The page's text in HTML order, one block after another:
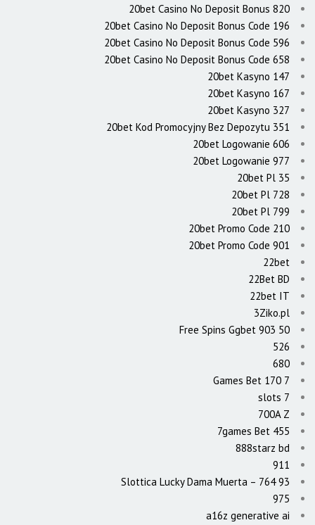
20bet Casino No Deposit Bonus 820
20bet Casino No Deposit Bonus Code 196
20bet Casino No Deposit Bonus Code 596
20bet Casino No Deposit Bonus Code 658
20bet Kasyno 147
20bet Kasyno 167
20bet Kasyno 327
20bet Kod Promocyjny Bez Depozytu 351
20bet Logowanie 606
20bet Logowanie 977
20bet Pl 35
20bet Pl 728
20bet Pl 799
20bet Promo Code 210
20bet Promo Code 901
22bet
22Bet BD
22bet IT
3Ziko.pl
50 Free Spins Ggbet 903
526
680
7 Games Bet 170
7 slots
700A Z
7games Bet 455
888starz bd
911
93 Slottica Lucky Dama Muerta – 764
975
a16z generative ai